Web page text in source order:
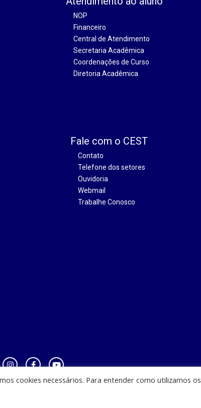
NOP
Financeiro
Central de Atendimento
Secretaria Acadêmica
Coordenações de Curso
Diretoria Acadêmica
Fale com o CEST
Contato
Telefone dos setores
Ouvidoria
Webmail
Trabalhe Conosco
cookies necessários. Para entender como utilizamos os